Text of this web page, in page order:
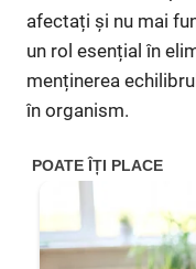
afectați și nu mai
un rol esențial în
menținerea
în organism.